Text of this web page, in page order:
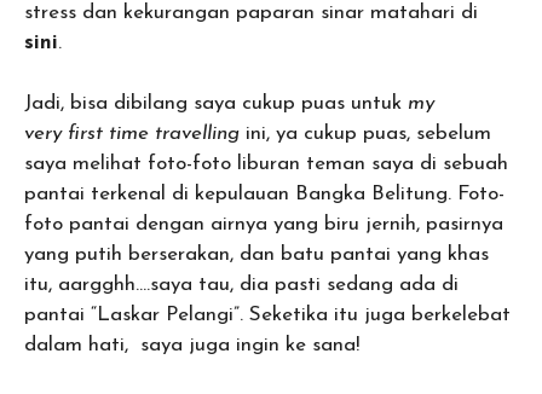
stress dan kekurangan paparan sinar matahari di
sini.
Jadi, bisa dibilang saya cukup puas untuk my
very first time travelling ini, ya cukup puas, sebelum
saya melihat foto-foto liburan teman saya di sebuah
pantai terkenal di kepulauan Bangka Belitung. Foto-
foto pantai dengan airnya yang biru jernih, pasirnya
yang putih berserakan, dan batu pantai yang khas
itu, aargghh….saya tau, dia pasti sedang ada di
pantai “Laskar Pelangi”. Seketika itu juga berkelebat
dalam hati, saya juga ingin ke sana!